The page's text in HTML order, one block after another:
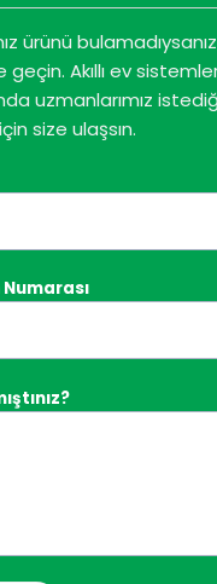
ürünü
geçin. Akıllı ev
uzmanlarımız
size ulaşsın.
F&HOME RADYO - KABLOSUZ AKILLI BINA SISTEMI